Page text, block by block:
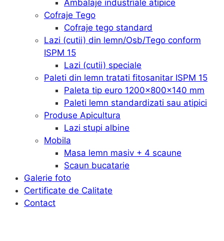
Ambalaje industriale atipice
Cofraje Tego
Cofraje tego standard
Lazi (cutii) din lemn/Osb/Tego conform
ISPM 15
Lazi (cutii) speciale
Paleti din lemn tratati fitosanitar ISPM 15
Paleta tip euro 1200x800x140 mm
Paleti lemn standardizati sau atipici
Produse Apicultura
Lazi stupi albine
Mobila
Masa lemn masiv + 4 scaune
Scaun bucatarie
Galerie foto
Certificate de Calitate
Contact